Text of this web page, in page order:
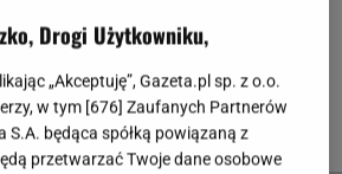
My trzymamy kciuki i
Drogi Użytkowniku,
„Akceptuję”, Gazeta.pl sp. z o.o.
w tym [676] Zaufanych Partnerów
S.A. będąca spółką powiązaną z
przetwarzać Twoje dane osobowe